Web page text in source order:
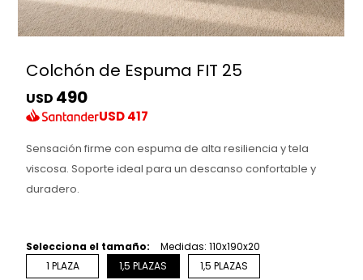
Colchón de Espuma FIT 25
USD 490
USD417
Sensación firme con espuma de alta resiliencia y tela
viscosa. Soporte ideal para un descanso confortable y
duradero.
Selecciona el tamaño:
Medidas: 110x190x20
1 PLAZA
1,5 PLAZAS 1,5 PLAZAS